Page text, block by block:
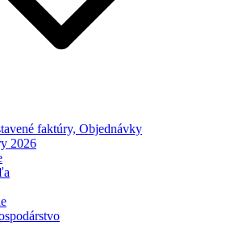
faktúry, Objednávky
2026